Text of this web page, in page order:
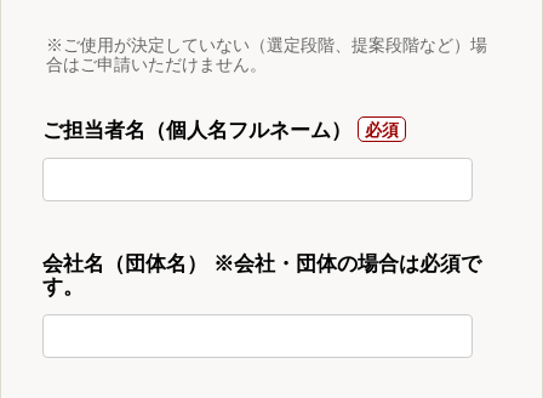
※ご使用が決定していない（選定段階、提案段階など）場
合はご申請いただけません。
ご担当者名（個人名フルネーム）
会社名（団体名） ※会社・団体の場合は必須で
す。